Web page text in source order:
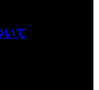
いて